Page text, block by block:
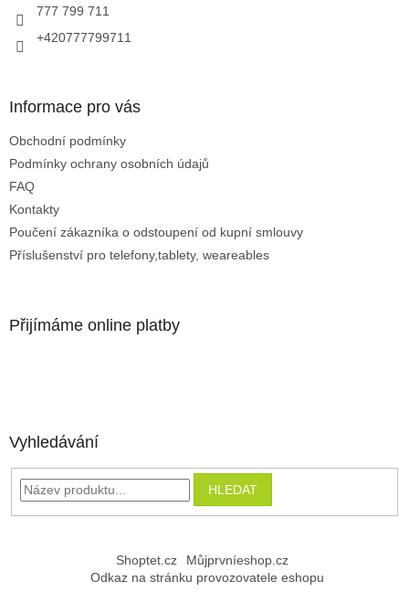
777 799 711
+420777799711
Informace pro vás
Obchodní podmínky
Podmínky ochrany osobních údajů
FAQ
Kontakty
Poučení zákazníka o odstoupení od kupní smlouvy
Příslušenství pro telefony,tablety, weareables
Přijímáme online platby
Vyhledávání
HLEDAT
Shoptet.cz
Můjprvníeshop.cz
Odkaz na stránku provozovatele eshopu